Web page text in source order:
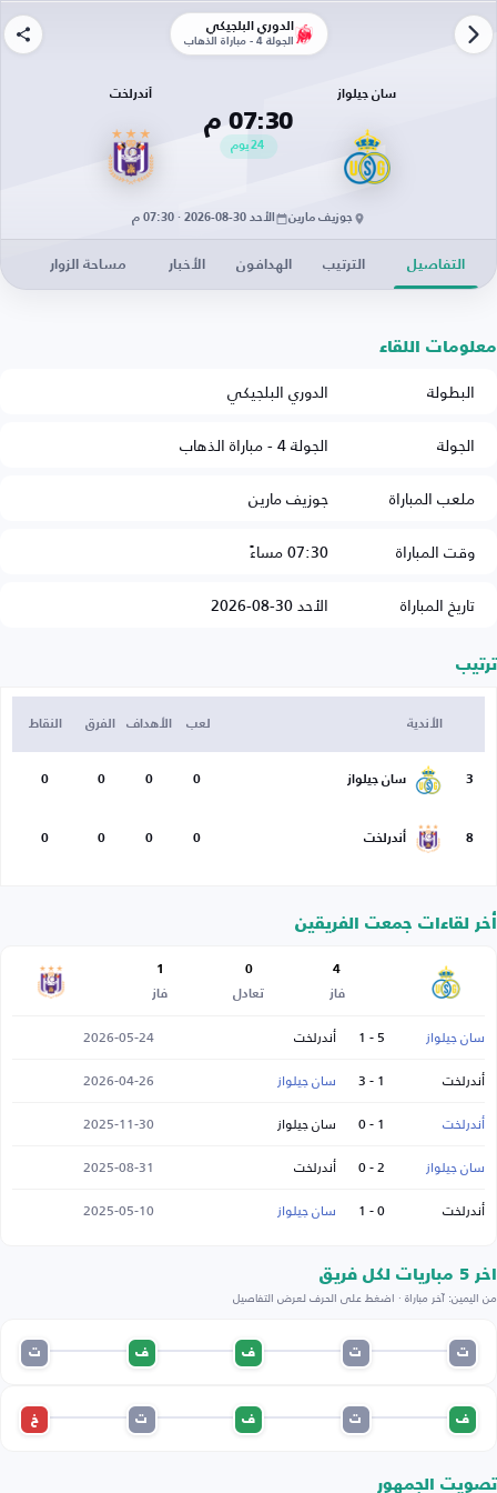
الدوري البلجيكي
الجولة 4 - مباراة الذهاب
سان جيلواز
07:30 م
24يوم
أندرلخت
جوزيف مارين الأحد 30-08-2026 · 07:30 م
التفاصيل الترتيب الهدافون الأخبار مساحة الزوار
معلومات اللقاء
البطولة
الدوري البلجيكي
الجولة
الجولة 4 - مباراة الذهاب
ملعب المباراة
جوزيف مارين
وقت المباراة
07:30 مساءً
تاريخ المباراة
الأحد 30-08-2026
ترتيب
الأندية لعب الأهداف الفرق النقاط
3 سان جيلواز 0
0
0
0
8 أندرلخت 0
0
0
0
أخر لقاءات جمعت الفريقين
4
فاز
0
تعادل
1
فاز
سان جيلواز 5 - 1 أندرلخت
2026-05-24
أندرلخت
1 - 3 سان جيلواز
2026-04-26
أندرلخت
1 - 0 سان جيلواز
2025-11-30
سان جيلواز
2 - 0 أندرلخت
2025-08-31
أندرلخت
0 - 1 سان جيلواز 2025-05-10
اخر 5 مباريات لكل فريق
من اليمين: آخر مباراة · اضغط على الحرف لعرض التفاصيل
ت ت ف ف ت
ف ت ف ت خ
تصويت الجمهور